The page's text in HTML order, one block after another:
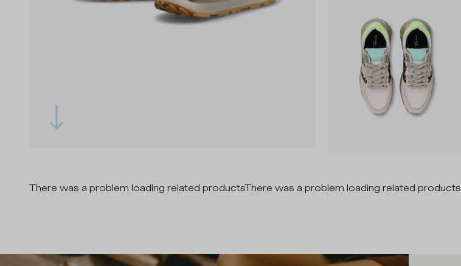
There was a problem loading related productsThere was a problem loading related products